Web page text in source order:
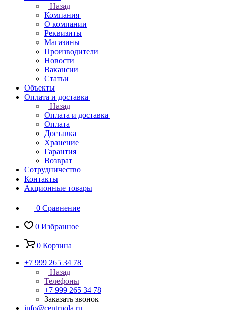
Назад
Компания
О компании
Реквизиты
Магазины
Производители
Новости
Вакансии
Статьи
Объекты
Оплата и доставка
Назад
Оплата и доставка
Оплата
Доставка
Хранение
Гарантия
Возврат
Сотрудничество
Контакты
Акционные товары
0 Сравнение
0 Избранное
0 Корзина
+7 999 265 34 78
Назад
Телефоны
+7 999 265 34 78
Заказать звонок
info@centrpola.ru